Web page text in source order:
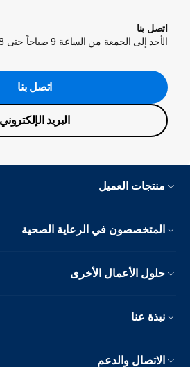
اتصل بنا
الأحد إلى الجمعة من الساعة 9 صباحاً حتى 8 مساءً.
اتصل بنا
البريد الإلكتروني
منتجات العميل
المتخصصون في الرعاية الصحية
حلول الأعمال الأخرى
نبذة عنا
الاتصال والدعم